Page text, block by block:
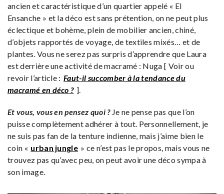
ancien et caractéristique d’un quartier appelé « El
Ensanche » et la déco est sans prétention, on ne peut plus
éclectique et bohème, plein de mobilier ancien, chiné,
d’objets rapportés de voyage, de textiles mixés… et de
plantes. Vous ne serez pas surpris d’apprendre que Laura
est derrière une activité de macramé : Nuga [ Voir ou
revoir l’article : Faut-il succomber à la tendance du
macramé en déco ? ].
Et vous, vous en pensez quoi ?Je ne pense pas que l’on
puisse complètement adhérer à tout. Personnellement, je
ne suis pas fan de la tenture indienne, mais j’aime bien le
coin « urban jungle » ce n’est pas le propos, mais vous ne
trouvez pas qu’avec peu, on peut avoir une déco sympa à
son image.